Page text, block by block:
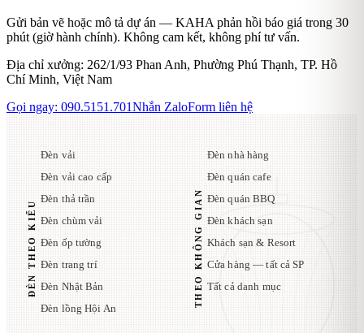
Gửi bản vẽ hoặc mô tả dự án — KAHA phản hồi báo giá trong 30
phút (giờ hành chính). Không cam kết, không phí tư vấn.
Địa chỉ xưởng: 262/1/93 Phan Anh, Phường Phú Thạnh, TP. Hồ
Chí Minh, Việt Nam
Gọi ngay: 090.5151.701Nhắn ZaloForm liên hệ
ĐÈN THEO KIỂU
Đèn vải
Đèn vải cao cấp
Đèn thả trần
Đèn chùm vải
Đèn ốp tường
Đèn trang trí
Đèn Nhật Bản
Đèn lồng Hội An
THEO KHÔNG GIAN
Đèn nhà hàng
Đèn quán cafe
Đèn quán BBQ
Đèn khách sạn
Khách sạn & Resort
Cửa hàng — tất cả SP
Tất cả danh mục